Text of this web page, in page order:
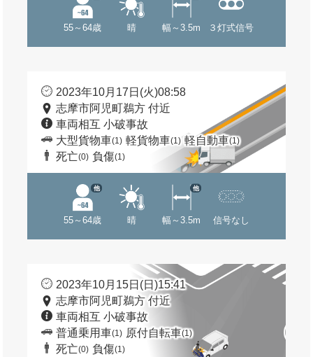
55～64歳 晴 幅～3.5m ３灯式信号
2023年10月17日(火)08:58
志摩市阿児町鵜方 付近
車両相互 小破事故
大型貨物車(1) 軽貨物車(1) 軽自動車(1)
死亡(0) 負傷(1)
55～64歳
他
晴 幅～3.5m
他
信号なし
2023年10月15日(日)15:41
志摩市阿児町鵜方 付近
車両相互 小破事故
普通乗用車(1) 原付自転車(1)
死亡(0) 負傷(1)